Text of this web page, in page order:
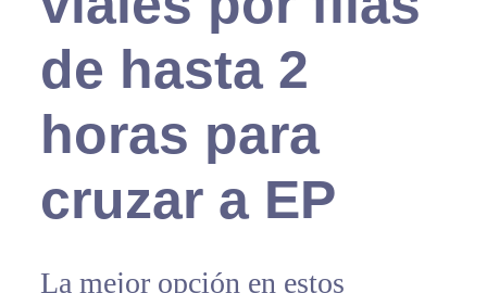
de hasta 2
horas para
cruzar a EP
La mejor opción en estos